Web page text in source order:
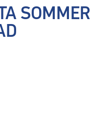
SOMMER